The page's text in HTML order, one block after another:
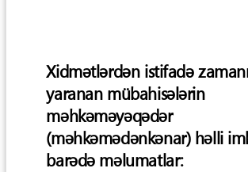
Xidmətlərdən istifadə
yaranan mübahisələrin
məhkəməyəqədər
(məhkəmədənkənar) həlli
barədə məlumatlar: